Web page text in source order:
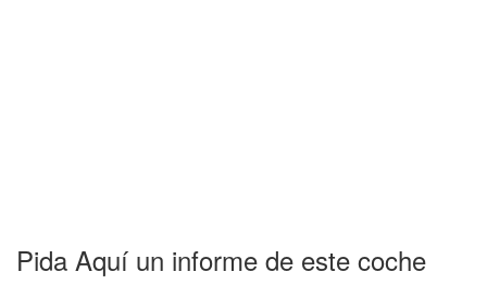
Pida Aquí un informe de este coche